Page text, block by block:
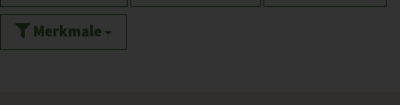
Merkmale